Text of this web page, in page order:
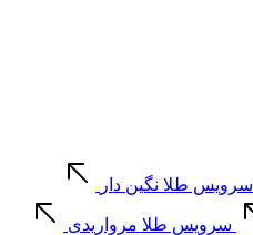
سرویس طلا نگین دار
سرویس طلا مرواریدی